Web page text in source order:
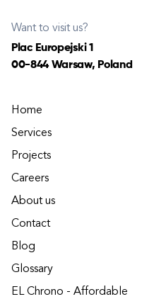
Want to visit us?
Plac Europejski 1
00-844 Warsaw, Poland
Home
Services
Projects
Careers
About us
Contact
Blog
Glossary
EL Chrono - Affordable